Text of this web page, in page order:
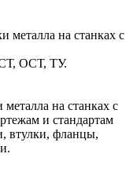
металла на станках с
ОСТ, ТУ.
на станках с
и стандартам
втулки, фланцы,